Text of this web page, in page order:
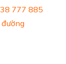
777 885